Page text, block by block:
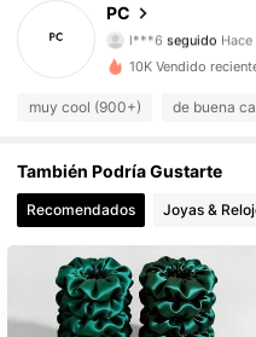
PC
l***6 seguido Hace
4,93
106
4,93 106
4,93 106
4,93 106
4,93 106
4,93 106
10K Vendido
muy cool (900+) de buena
También Podría Gustarte
Recomendados Joyas &